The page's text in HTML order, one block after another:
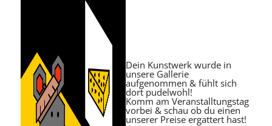
Dein Kunstwerk wurde in
unsere Gallerie
aufgenommen & fühlt sich
dort pudelwohl!
Komm am Veranstalltungstag
vorbei & schau ob du einen
unserer Preise ergattert hast!